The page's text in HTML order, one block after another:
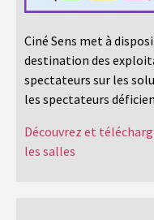
Ciné Sens met à
destination des
spectateurs sur les
les spectateurs
Découvrez et
les salles